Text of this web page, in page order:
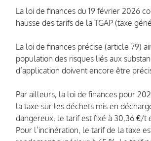
La loi de finances du 19 février 2026
hausse des tarifs de la TGAP (taxe
La loi de finances précise (article 79)
population des risques liés aux
d’application doivent encore être
Par ailleurs, la loi de finances pour
la taxe sur les déchets mis en
dangereux, le tarif est fixé à 30,36 €/t
Pour l’incinération, le tarif de la taxe